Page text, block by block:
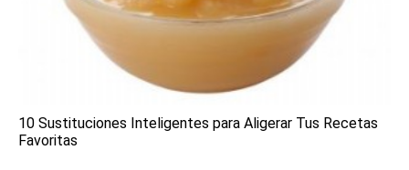
10 Sustituciones Inteligentes para Aligerar Tus Recetas
Favoritas